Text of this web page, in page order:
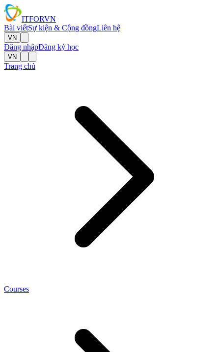
ITFORVN
Bài viếtSự kiện & Cộng đồngLiên hệ
VN
Đăng nhậpĐăng ký học
VN
Trang chủ
Courses